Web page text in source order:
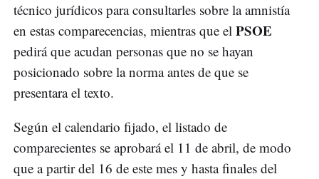
técnico jurídicos para consultarles sobre la amnistía
en estas comparecencias, mientras que el PSOE
pedirá que acudan personas que no se hayan
posicionado sobre la norma antes de que se
presentara el texto.
Según el calendario fijado, el listado de
comparecientes se aprobará el 11 de abril, de modo
que a partir del 16 de este mes y hasta finales del